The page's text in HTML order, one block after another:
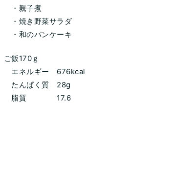
・親子煮
・焼き野菜サラダ
・和のパンケーキ
ご飯170ｇ
エネルギー 676kcal
たんぱく質 28g
脂質 17.6